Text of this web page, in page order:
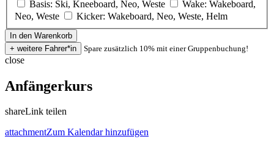
Basis: Ski, Kneeboard, Neo, Weste
Wake: Wakeboard,
Neo, Weste
Kicker: Wakeboard, Neo, Weste, Helm
Spare zusätzlich 10% mit einer Gruppenbuchung!
close
Anfängerkurs
shareLink teilen
attachmentZum Kalendar hinzufügen